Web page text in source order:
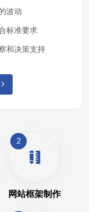
波动
标准要求
和决策支持
2
网站框架制作